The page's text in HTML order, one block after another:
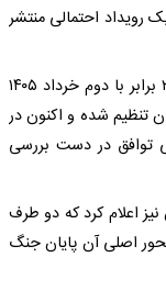
رویداد احتمالی منتشر
«دونالد ترامپ» رئیس جمهوری آمریکا ۲۳ می ۲۰۲۶ برابر با دوم خرداد ۱۴۰۵
تنظیم شده و اکنون در
توافق در دست بررسی
اعلام کرد که دو طرف
اصلی آن پایان جنگ